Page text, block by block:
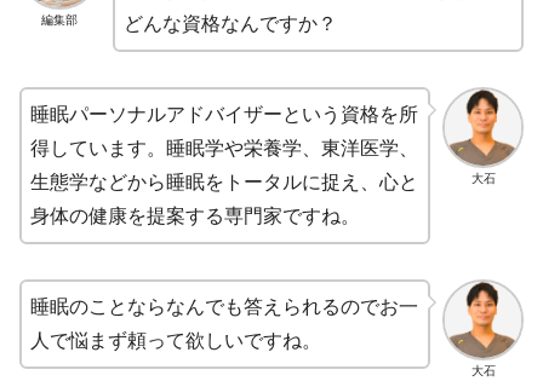
編集部
どんな資格なんですか？
大石
睡眠パーソナルアドバイザーという資格を所
得しています。睡眠学や栄養学、東洋医学、
生態学などから睡眠をトータルに捉え、心と
身体の健康を提案する専門家ですね。
大石
睡眠のことならなんでも答えられるのでお一
人で悩まず頼って欲しいですね。